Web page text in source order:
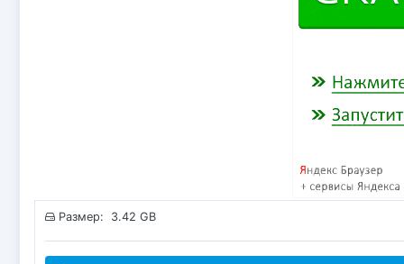
Размер: 3.42 GB